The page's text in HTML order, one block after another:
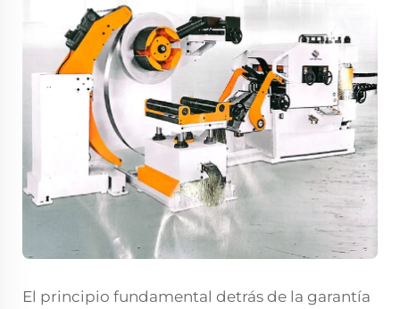
El principio fundamental detrás de la garantía